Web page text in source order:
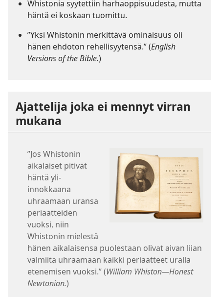
Whistonia syytettiin harhaoppisuudesta, mutta
häntä ei koskaan tuomittu.
”Yksi Whistonin merkittävä ominaisuus oli
hänen ehdoton rehellisyytensä.” (English
Versions of the Bible.)
Ajattelija joka ei mennyt virran
mukana
”Jos Whistonin
aikalaiset pitivät
häntä yli-
innokkaana
uhraamaan uransa
periaatteiden
vuoksi, niin
Whistonin mielestä
hänen aikalaisensa puolestaan olivat aivan liian
valmiita uhraamaan kaikki periaatteet uralla
etenemisen vuoksi.” (William Whiston—Honest
Newtonian.)